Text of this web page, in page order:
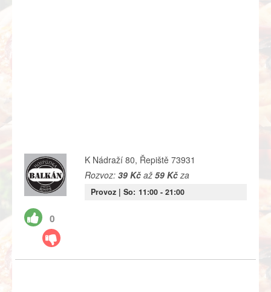
0
K Nádraží 80, Řepiště 73931
Rozvoz: 39 Kčaž 59 Kčza
Provoz | So: 11:00- 21:00